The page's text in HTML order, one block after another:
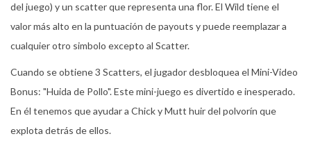
del juego) y un scatter que representa una flor. El Wild tiene el
valor más alto en la puntuación de payouts y puede reemplazar a
cualquier otro simbolo excepto al Scatter.
Cuando se obtiene 3 Scatters, el jugador desbloquea el Mini-Video
Bonus: "Huida de Pollo". Este mini-juego es divertido e inesperado.
En él tenemos que ayudar a Chick y Mutt huir del polvorín que
explota detrás de ellos.